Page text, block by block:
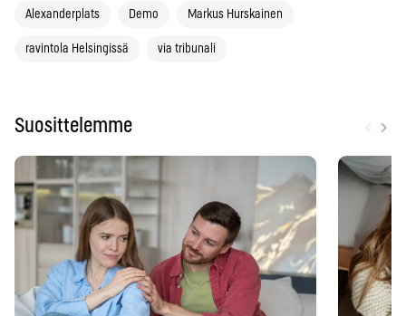
Alexanderplats Demo Markus Hurskainen
ravintola Helsingissä via tribunali
Suosittelemme ›